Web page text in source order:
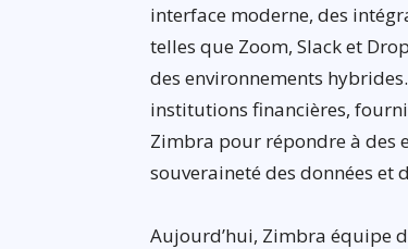
interface moderne, des
telles que Zoom, Slack et
des environnements
institutions financières,
Zimbra pour répondre à des
souveraineté des données et
Aujourd’hui, Zimbra équipe